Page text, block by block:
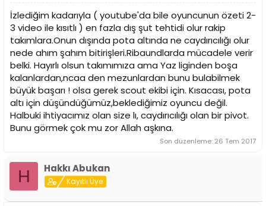
İzlediğim kadarıyla ( youtube'da bile oyuncunun özeti 2-
3 video ile kısıtlı ) en fazla dış şut tehtidi olur rakip
takımlara.Onun dışında pota altında ne caydırıcılığı olur
nede ahım şahım bitirişleri.Ribaundlarda mücadele verir
belki. Hayırlı olsun takımımıza ama Yaz liginden boşa
kalanlardan,ncaa den mezunlardan bunu bulabilmek
büyük başarı ! olsa gerek scout ekibi için. Kısacası, pota
altı için düşündüğümüz,beklediğimiz oyuncu değil.
Halbuki ihtiyacımız olan size lı, caydırıcılığı olan bir pivot.
Bunu görmek çok mu zor Allah aşkına.
Son düzenleme: 26 Tem 2017
H Hakkı Abukan
Kayıtlı Üye